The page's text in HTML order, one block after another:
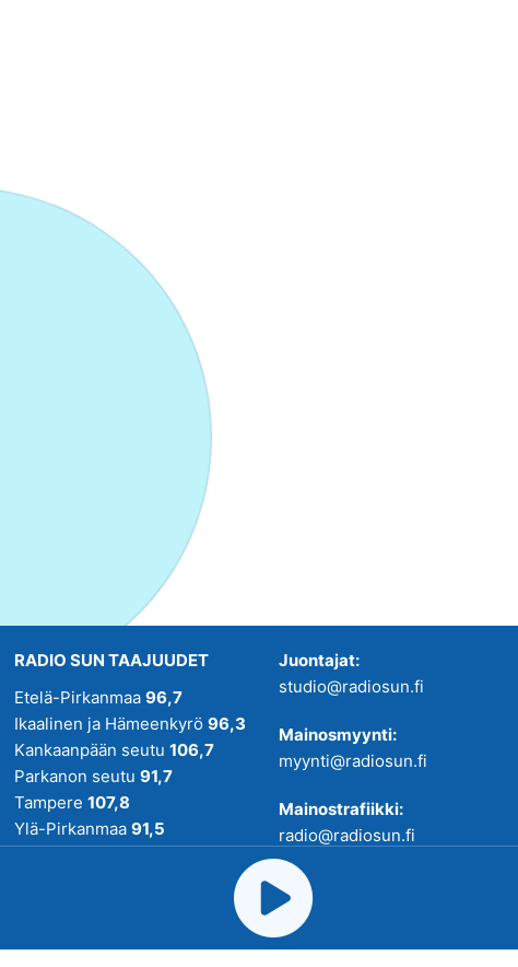
RADIO SUN TAAJUUDET
Etelä-Pirkanmaa 96,7
Ikaalinen ja Hämeenkyrö 96,3
Kankaanpään seutu 106,7
Parkanon seutu 91,7
Tampere 107,8
Ylä-Pirkanmaa 91,5
Pirmedioita.
Juontajat:
studio@radiosun.fi
Mainosmyynti:
myynti@radiosun.fi
Mainostrafiikki:
radio@radiosun.fi
Uutis-, juttu- ja menovinkit:
toimitus@radiosun.fi